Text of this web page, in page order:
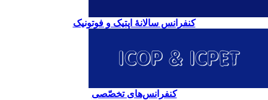
کنفرانس سالانۀ اپتیک و فوتونیک
کنفرانس‌های تخصّصی